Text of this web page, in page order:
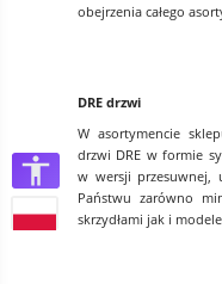
obejrzenia całego
DRE drzwi
W asortymencie
drzwi DRE w formie
w wersji przesuwnej,
Państwu zarówno
skrzydłami jak i